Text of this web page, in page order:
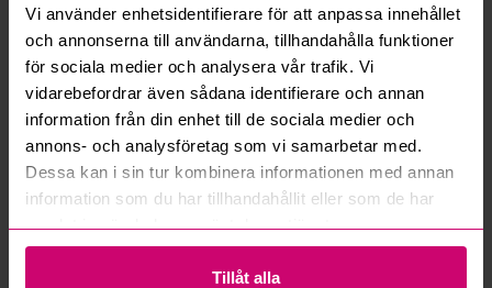
Vi använder enhetsidentifierare för att anpassa innehållet
och annonserna till användarna, tillhandahålla funktioner
för sociala medier och analysera vår trafik. Vi
vidarebefordrar även sådana identifierare och annan
information från din enhet till de sociala medier och
annons- och analysföretag som vi samarbetar med.
Dessa kan i sin tur kombinera informationen med annan
information som du har tillhandahållit eller som de har
samlat in när du har använt deras tjänster.
Tillåt alla
Kan jag ångra ett bud?
Kan ni frakta mina vunna objekt?
Läs fler frågor och svar
Mer från samma kategori